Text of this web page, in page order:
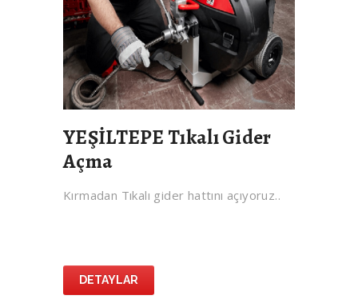
YEŞİLTEPE Tıkalı Gider
Açma
Kırmadan Tıkalı gider hattını açıyoruz..
DETAYLAR